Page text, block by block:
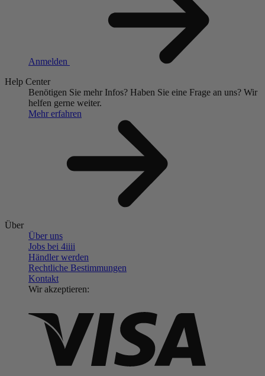
Anmelden
Help Center
Benötigen Sie mehr Infos? Haben Sie eine Frage an uns? Wir
helfen gerne weiter.
Mehr erfahren
Über
Über uns
Jobs bei 4iiii
Händler werden
Rechtliche Bestimmungen
Kontakt
Wir akzeptieren: